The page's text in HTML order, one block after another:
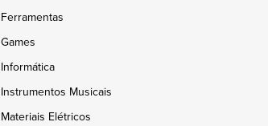
Ferramentas
Games
Informática
Instrumentos Musicais
Materiais Elétricos